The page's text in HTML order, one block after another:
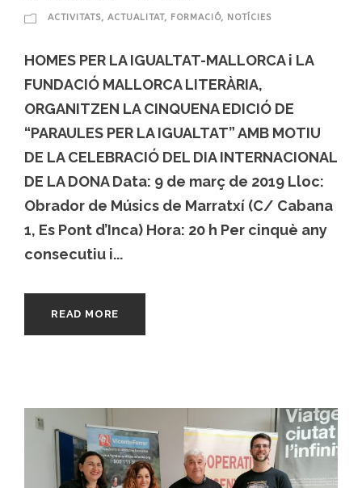
ACTIVITATS, ACTUALITAT, FORMACIÓ, NOTÍCIES
HOMES PER LA IGUALTAT-MALLORCA i LA
FUNDACIÓ MALLORCA LITERÀRIA,
ORGANITZEN LA CINQUENA EDICIÓ DE
“PARAULES PER LA IGUALTAT” AMB MOTIU
DE LA CELEBRACIÓ DEL DIA INTERNACIONAL
DE LA DONA Data: 9 de març de 2019 Lloc:
Obrador de Músics de Marratxí (C/ Cabana
1, Es Pont d’Inca) Hora: 20 h Per cinquè any
consecutiu i...
READ MORE